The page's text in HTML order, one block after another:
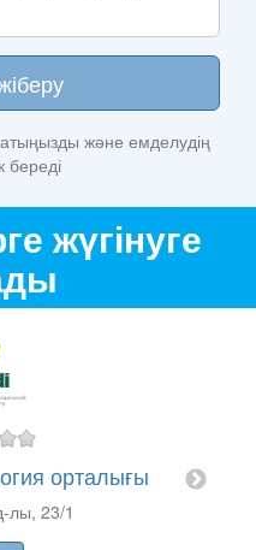
және емделудің
береді
жүгінуге
орталығы
лы, 23/1